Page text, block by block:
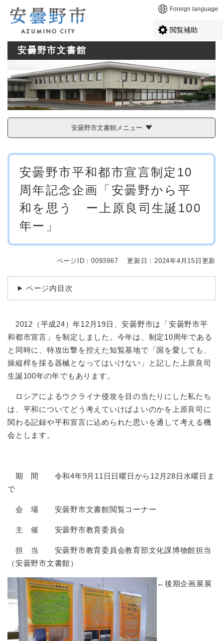
メニューを飛ばして本文へ Foreign language
閲覧補助
安曇野市文書館
安曇野市文書館メニュー
本
安曇野市平和都市宣言制定10
周年記念企画「安曇野から平
和を思う ー上原良司生誕100
年ー」
ページID：0093967 更新日：2024年4月15日更新
ページ内目次
2012（平成24）年12月19日、安曇野市は「安曇野市平
和都市宣言」を制定しました。今年は、制定10周年である
と同時に、特攻出撃を控えた知覧基地で「国を愛しても、
操縦桿を採る器械となってはいけない」と記した上原良司
生誕100年の年でもあります。
ロシアによるウクライナ侵攻を目の当たりにした私たち
は、平和についてどう考えていけばよいのかを上原良司に
関わる記録や平和宣言に込められた思いを通して考える機
会とします。
期 間 令和4年9月11日日曜日から12月28日水曜日ま
で
会 場 安曇野市文書館閲覧コーナー
主 催 安曇野市教育委員会
担 当 安曇野市教育委員会教育部文化課博物館担当
（安曇野市文書館）
←後期企画展展